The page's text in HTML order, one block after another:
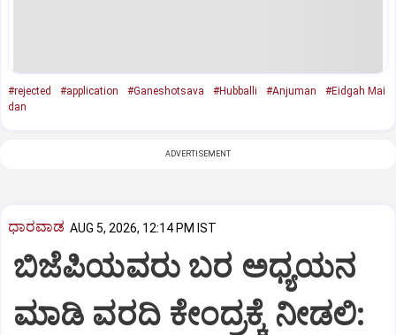
#rejected #application #Ganeshotsava #Hubballi #Anjuman
#Eidgah Mai
dan
ADVERTISEMENT
ಧಾರವಾಡ AUG 5, 2026, 12:14 PM IST
ಬಿಜೆಪಿಯವರು ಬರ ಅಧ್ಯಯನ
ಮಾಡಿ ವರದಿ ಕೇಂದ್ರಕ್ಕೆ ನೀಡಲಿ‌: